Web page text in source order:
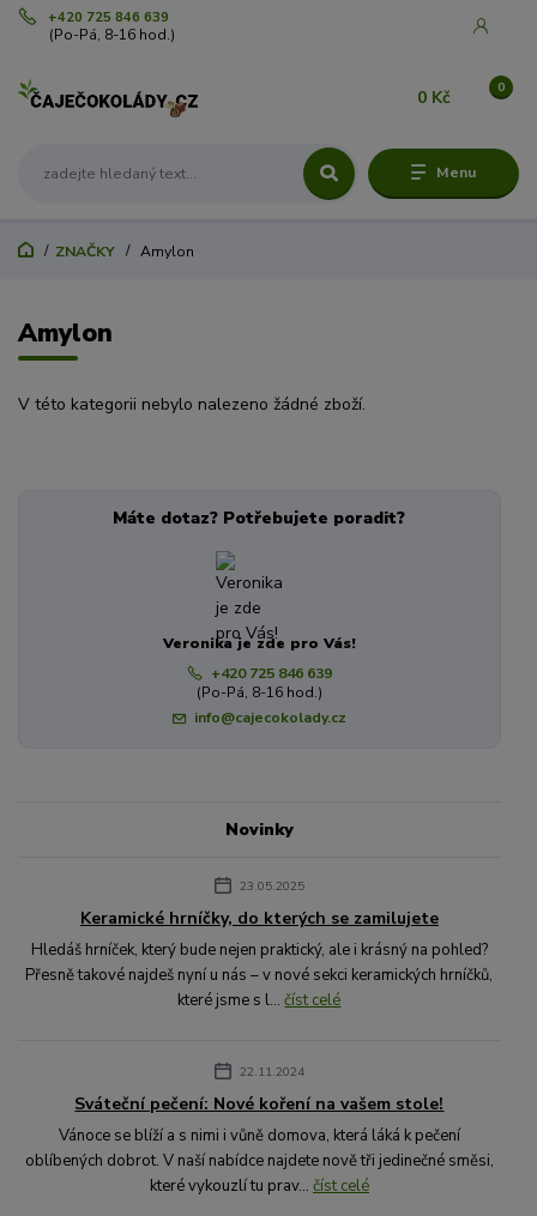
Menu
+420 725 846 639
(Po-Pá, 8-16 hod.)
0
0 Kč
ZNAČKY Amylon
Amylon
V této kategorii nebylo nalezeno žádné zboží.
Máte dotaz? Potřebujete poradit?
Veronika je zde pro Vás!
+420 725 846 639
(Po-Pá, 8-16 hod.)
info@cajecokolady.cz
Novinky
23.05.2025
Keramické hrníčky, do kterých se zamilujete
Hledáš hrníček, který bude nejen praktický, ale i krásný na pohled?
Přesně takové najdeš nyní u nás – v nové sekci keramických hrníčků,
které jsme s l...číst celé
22.11.2024
Sváteční pečení: Nové koření na vašem stole!
Vánoce se blíží a s nimi i vůně domova, která láká k pečení
oblíbených dobrot. V naší nabídce najdete nově tři jedinečné směsi,
které vykouzlí tu prav... číst celé